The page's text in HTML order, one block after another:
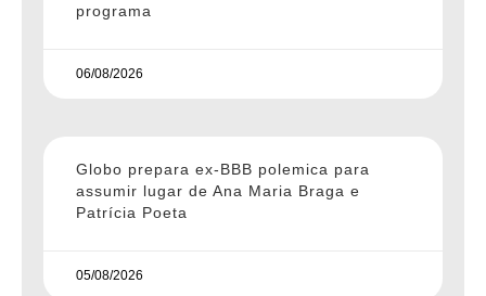
programa
06/08/2026
Globo prepara ex-BBB polemica para
assumir lugar de Ana Maria Braga e
Patrícia Poeta
05/08/2026